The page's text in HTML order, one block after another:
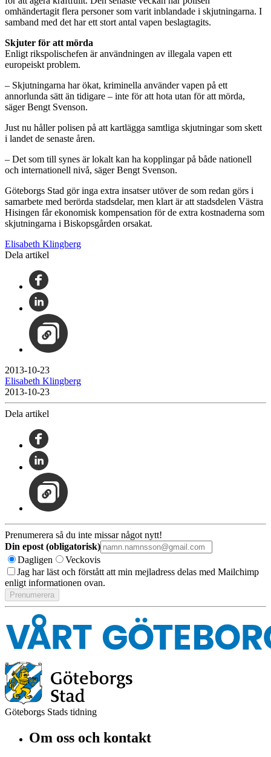
omhändertagit flera personer som varit inblandade i skjutningarna. I
samband med det har ett stort antal vapen beslagtagits.
Skjuter för att mörda
Enligt rikspolischefen är användningen av illegala vapen ett
europeiskt problem.
– Skjutningarna har ökat, kriminella använder vapen på ett
annorlunda sätt än tidigare – inte för att hota utan för att mörda,
säger Bengt Svenson.
Just nu håller polisen på att kartlägga samtliga skjutningar som skett
i landet de senaste åren.
– Det som till synes är lokalt kan ha kopplingar på både nationell
och internationell nivå, säger Bengt Svenson.
Göteborgs Stad gör inga extra insatser utöver de som redan görs i
samarbete med berörda stadsdelar, men klart är att stadsdelen Västra
Hisingen får ekonomisk kompensation för de extra kostnaderna som
skjutningarna i Biskopsgården orsakat.
Elisabeth Klingberg
Dela artikel
2013-10-23
Elisabeth Klingberg
2013-10-23
Dela artikel
Prenumerera så du inte missar något nytt!
Din epost (obligatorisk)
Dagligen
Veckovis
Jag har läst och förstått att min mejladress delas med Mailchimp
enligt informationen ovan.
Göteborgs Stads tidning
Om oss och kontakt